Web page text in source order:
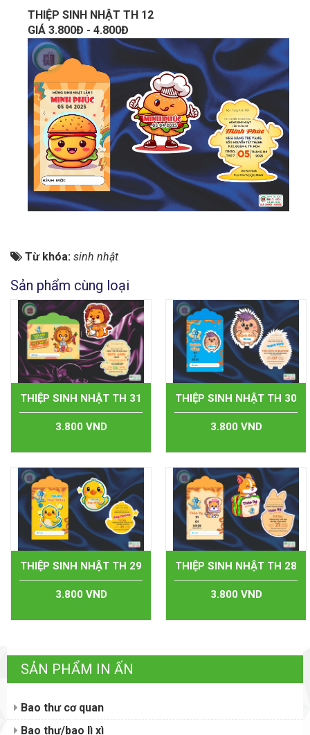
THIỆP SINH NHẬT TH 12
GIÁ 3.800Đ - 4.800Đ
Từ khóa: sinh nhật
Sản phẩm cùng loại
THIỆP SINH NHẬT TH 31
3.800 VND
THIỆP SINH NHẬT TH 30
3.800 VND
THIỆP SINH NHẬT TH 29
3.800 VND
THIỆP SINH NHẬT TH 28
3.800 VND
SẢN PHẨM IN ẤN
Bao thư cơ quan
Bao thư/bao lì xì